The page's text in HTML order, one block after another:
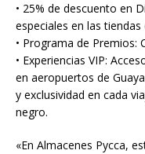
• 25% de descuento en
especiales en las tiendas
• Programa de Premios:
• Experiencias VIP:
en aeropuertos de
y exclusividad en cada
negro.
«En Almacenes Pycca,